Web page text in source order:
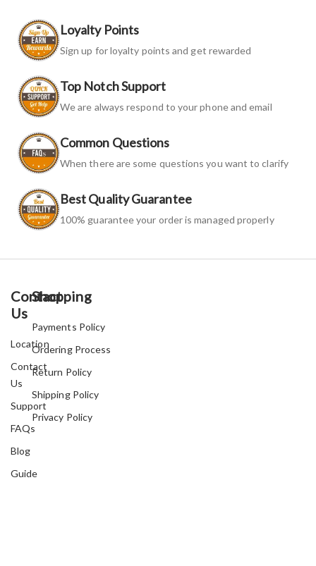
Loyalty Points
Sign up for loyalty points and get rewarded
Top Notch Support
We are always respond to your phone and email
Common Questions
When there are some questions you want to clarify
Best Quality Guarantee
100% guarantee your order is managed properly
Contact
Us
Location
Contact
Us
Support
FAQs
Blog
Guide
Shopping
Payments Policy
Ordering Process
Return Policy
Shipping Policy
Privacy Policy